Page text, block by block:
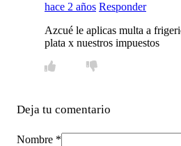
hace 2 años Responder
Azcué le aplicas multa a
plata x nuestros impuestos
Deja tu comentario
Nombre *